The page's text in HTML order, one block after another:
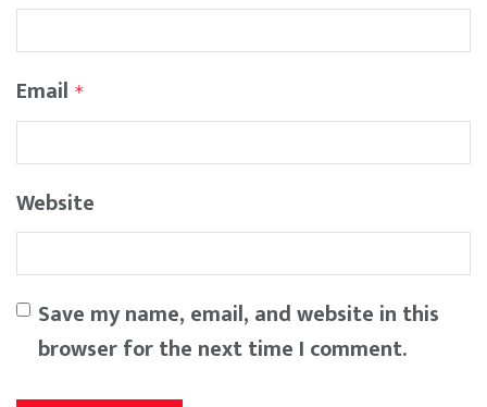
Email *
Website
Save my name, email, and website in this
browser for the next time I comment.